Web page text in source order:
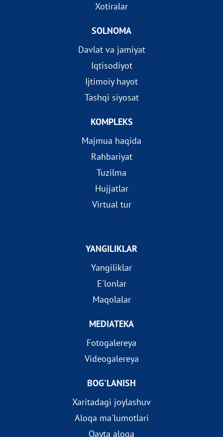
Xotiralar
SOLNOMA
Davlat va jamiyat
Iqtisodiyot
Ijtimoiy hayot
Tashqi siyosat
KOMPLEKS
Majmua haqida
Rahbariyat
Tuzilma
Hujjatlar
Virtual tur
?>
YANGILIKLAR
Yangiliklar
E'lonlar
Maqolalar
MEDIATEKA
Fotogalereya
Videogalereya
BOG'LANISH
Xaritadagi joylashuv
Aloqa ma'lumotlari
Qayta aloqa